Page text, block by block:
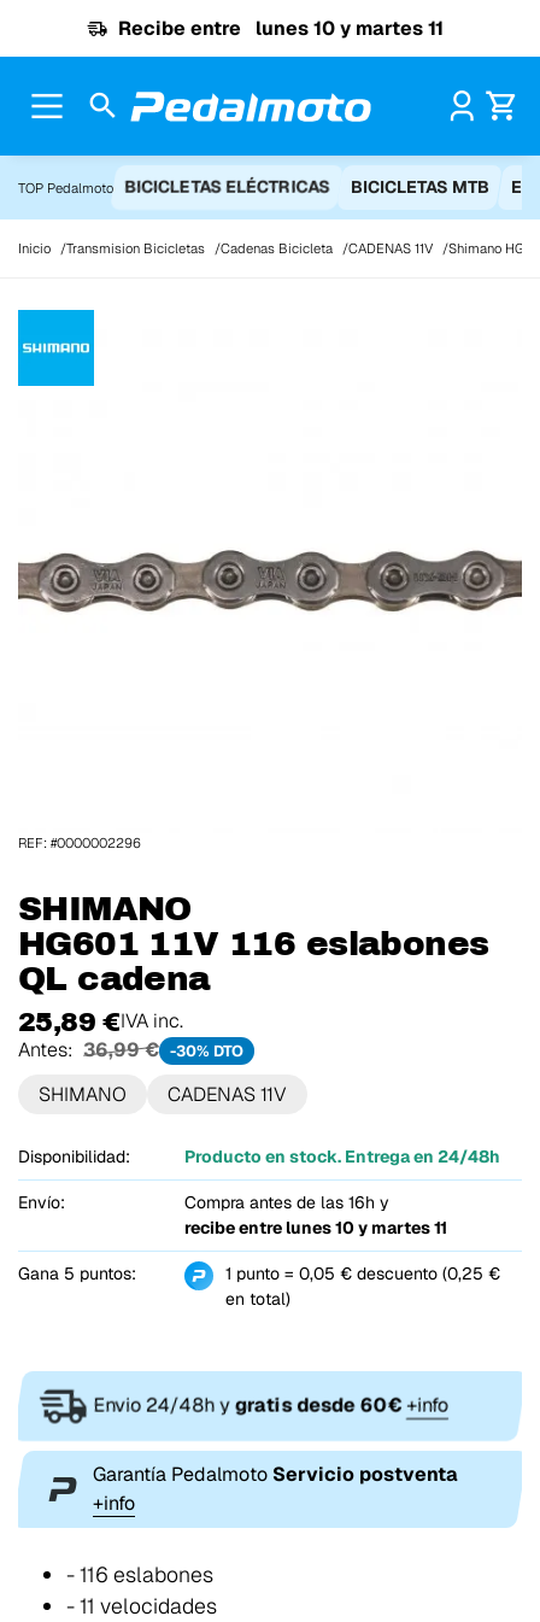
Recibe entre lunes 10 y martes 11
TOP Pedalmoto BICICLETAS ELÉCTRICAS BICICLETAS MTB
Inicio Transmision Bicicletas Cadenas Bicicleta CADENAS 11V Shimano
SHIMANO
HG601 11V 116 eslabones
QL cadena
25,89 €IVA inc.
Antes: 36,99 € -30% DTO
SHIMANO CADENAS 11V
Disponibilidad: Producto en stock. Entrega en 24/48h
Envío:
Compra antes de las 16h y
recibe entre lunes 10 y martes 11
Gana 5 puntos:
1 punto = 0,05 € descuento (0,25 €
en total)
REF: #0000002296
Envio 24/48h ygratis desde 60€+info
Garantía Pedalmoto Servicio postventa
+info
- 116 eslabones
- 11 velocidades